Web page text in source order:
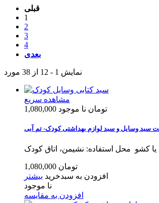
قبلی
1
2
3
4
بعدی
نمایش 1 - 12 از 38 مورد
مشاهده سریع
1,080,000 تومان نا موجود
سبد وسایل و سبد لوازم بهداشتی کودک- تم آبی
کشو محل استفاده: نشیمن، اتاق کودک
1,080,000 تومان
افزودن به سبدخرید بیشتر
نا موجود
افزودن به مقایسه